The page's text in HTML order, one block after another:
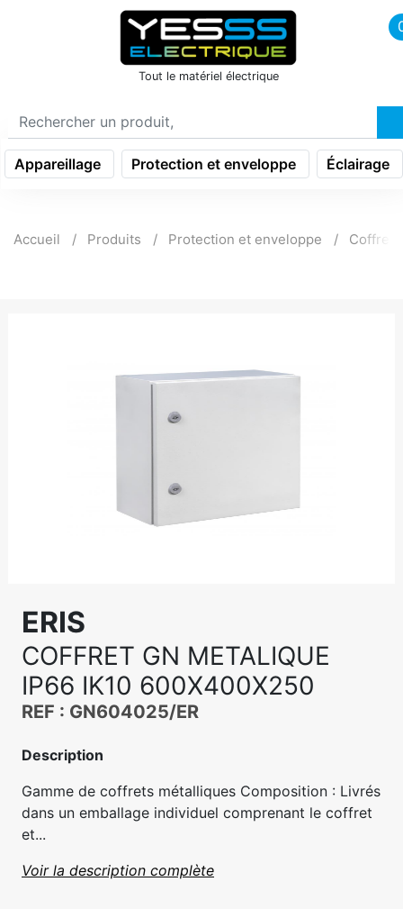
icon menu burger
Tout le matériel électrique
Appareillage Protection et enveloppe Éclairage
Accueil Produits Protection et enveloppe Coffret
ERIS
COFFRET GN METALIQUE
IP66 IK10 600X400X250
REF : GN604025/ER
Description
Gamme de coffrets métalliques Composition : Livrés
dans un emballage individuel comprenant le coffret
et...
Voir la description complète